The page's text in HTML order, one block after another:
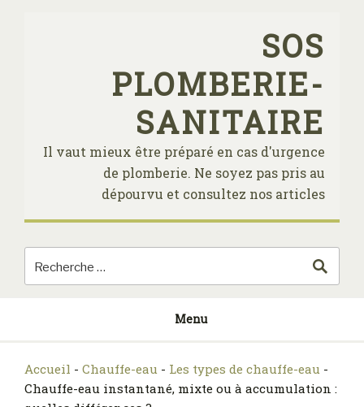
SOS
PLOMBERIE-
SANITAIRE
Il vaut mieux être préparé en cas d'urgence
de plomberie. Ne soyez pas pris au
dépourvu et consultez nos articles
Menu
Accueil - Chauffe-eau - Les types de chauffe-eau -
Chauffe-eau instantané, mixte ou à accumulation :